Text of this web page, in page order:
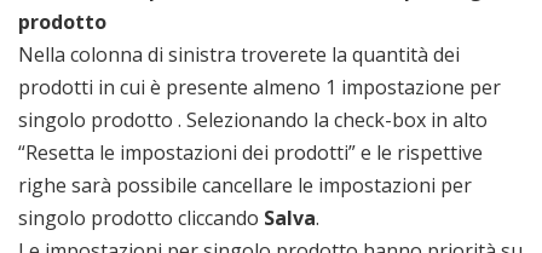
prodotto
Nella colonna di sinistra troverete la quantità dei
prodotti in cui è presente almeno 1 impostazione per
singolo prodotto . Selezionando la check-box in alto
“Resetta le impostazioni dei prodotti” e le rispettive
righe sarà possibile cancellare le impostazioni per
singolo prodotto cliccando Salva.